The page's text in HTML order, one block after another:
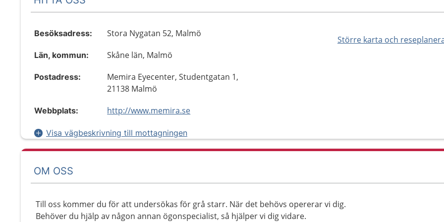
Större karta och
Besöksadress: Stora Nygatan 52, Malmö
Län, kommun: Skåne län, Malmö
Postadress:
Memira Eyecenter, Studentgatan 1,
21138 Malmö
Webbplats: http://www.memira.se
Visa vägbeskrivning till mottagningen
OM OSS
Till oss kommer du för att undersökas för grå starr. När det behövs opererar vi dig.
Behöver du hjälp av någon annan ögonspecialist, så hjälper vi dig vidare.